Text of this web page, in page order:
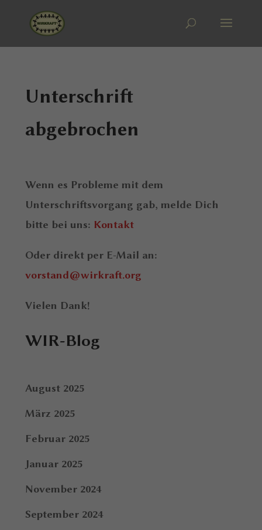
Unterschrift
abgebrochen
Wenn es Probleme mit dem
Unterschriftsvorgang gab, melde Dich
bitte bei uns: Kontakt
Oder direkt per E-Mail an:
vorstand@wirkraft.org
Vielen Dank!
WIR-Blog
August 2025
März 2025
Februar 2025
Januar 2025
November 2024
September 2024